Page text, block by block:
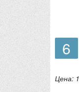
6
Цена: